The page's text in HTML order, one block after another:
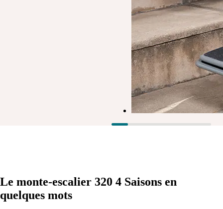
Le monte-escalier 320 4 Saisons en
quelques mots